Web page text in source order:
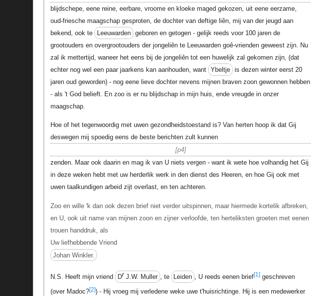
blijdschepe, eene reine, eerbare, vroome en kloeke maged gekozen, uit eene eerzame,
oud-friesche maagschap gesproten, de dochter van deftige liên, mij van der jeugd aan
bekend, ook te
Leeuwarden geboren en getogen - gelijk reeds voor 100 jaren de
grootouders en overgrootouders der jongeliên te Leeuwarden goê-vrienden geweest zijn. Nu
zal ik mettertijd, waneer het eens bij de jongeliên tot een huwelijk zal gekomen zijn, (dat
echter nog wel een paar jaarkens kan aanhouden, want Ybeltje is dezen winter eerst 20
jaren oud geworden) - nog eene lieve dochter nevens mijnen braven zoon gewonnen hebben
- als 't God belieft. En zoo is er nu blijdschap in mijn huis, ende vreugde in onzer
maagschap.
Hoe of het tegenwoordig met uwen gezondheidstoestand is? Van herten hoop ik dat Gij
deswegen mij spoedig eens de beste berichten zult kunnen
p4
zenden. Maar ook daarin en mag ik van U niets vergen - want ik wete hoe volhandig het Gij
in deze weken hebt met uw herderlik werk in den dienst des Heeren, en hoe Gij ook met
uwen taalkundigen arbeid zijt overlast, en ten achteren.
Zoo en wille 'k dan ook dezen brief niet verder uitspinnen, maar hiermede kortelik afbreken,
en U, ook uit name van mijnen zoon en zijner verloofde, ten herteliksten groeten met eenen
trouen handdruk, als
Uw liefhebbende Vriend
Johan Winkler.
N.S. Heeft mijn vriend Dr J.W. Muller , te Leiden , U reeds eenen brief[1] geschreven
(over Madoc?[2]) - Hij vroeg mij verledene weke uwe t'huisrichtinge. Hij is een medewerker